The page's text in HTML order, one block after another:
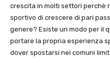
crescita in molti settori perchè
sportivo di crescere di pari
genere? Esiste un modo per il
portare la propria esperienza
dover spostarsi nei comuni